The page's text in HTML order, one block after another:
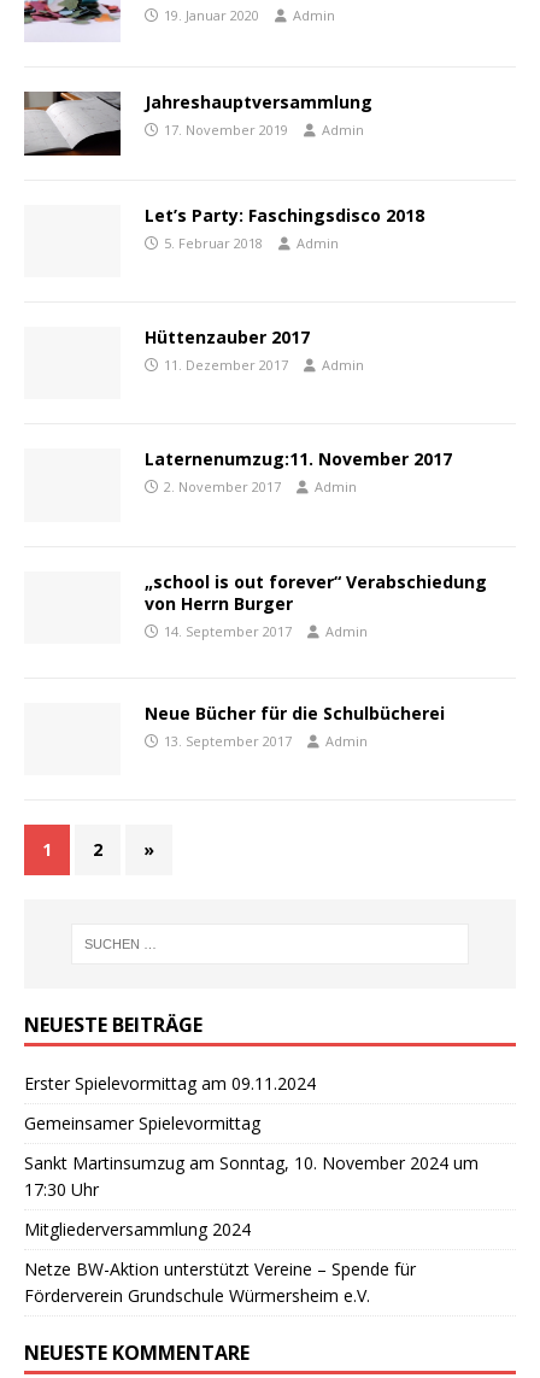
19. Januar 2020 Admin
Jahreshauptversammlung
17. November 2019 Admin
Let’s Party: Faschingsdisco 2018
5. Februar 2018 Admin
Hüttenzauber 2017
11. Dezember 2017 Admin
Laternenumzug:11. November 2017
2. November 2017 Admin
„school is out forever“ Verabschiedung
von Herrn Burger
14. September 2017 Admin
Neue Bücher für die Schulbücherei
13. September 2017 Admin
1 2 »
NEUESTE BEITRÄGE
Erster Spielevormittag am 09.11.2024
Gemeinsamer Spielevormittag
Sankt Martinsumzug am Sonntag, 10. November 2024 um
17:30 Uhr
Mitgliederversammlung 2024
Netze BW-Aktion unterstützt Vereine – Spende für
Förderverein Grundschule Würmersheim e.V.
NEUESTE KOMMENTARE